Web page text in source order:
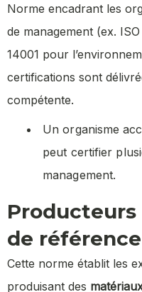
Norme encadrant les
de management (ex.
14001 pour
certifications sont
compétente.
Un organisme
peut certifier
management.
de référence
Cette norme établit les
produisant des